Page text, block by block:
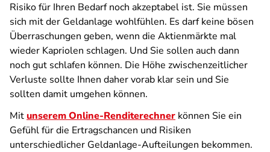
Risiko für Ihren Bedarf noch akzeptabel ist. Sie müssen
sich mit der Geldanlage wohlfühlen. Es darf keine bösen
Überraschungen geben, wenn die Aktienmärkte mal
wieder Kapriolen schlagen. Und Sie sollen auch dann
noch gut schlafen können. Die Höhe zwischenzeitlicher
Verluste sollte Ihnen daher vorab klar sein und Sie
sollten damit umgehen können.
Mitunserem Online-Renditerechner können Sie ein
Gefühl für die Ertragschancen und Risiken
unterschiedlicher Geldanlage-Aufteilungen bekommen.